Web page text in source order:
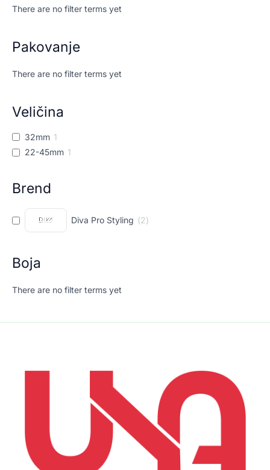
There are no filter terms yet
Pakovanje
There are no filter terms yet
Veličina
32mm 1
22-45mm 1
Brend
Diva Pro Styling (2)
Boja
There are no filter terms yet